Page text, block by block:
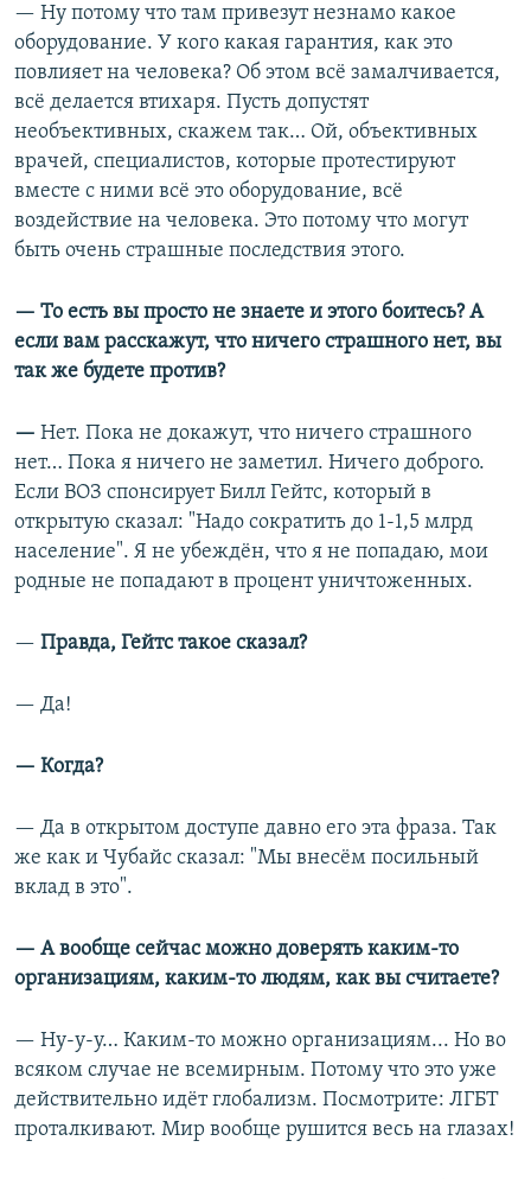
— Ну потому что там привезут незнамо какое
оборудование. У кого какая гарантия, как это
повлияет на человека? Об этом всё замалчивается,
всё делается втихаря. Пусть допустят
необъективных, скажем так… Ой, объективных
врачей, специалистов, которые протестируют
вместе с ними всё это оборудование, всё
воздействие на человека. Это потому что могут
быть очень страшные последствия этого.
— То есть вы просто не знаете и этого боитесь? А
если вам расскажут, что ничего страшного нет, вы
так же будете против?
— Нет. Пока не докажут, что ничего страшного
нет… Пока я ничего не заметил. Ничего доброго.
Если ВОЗ спонсирует Билл Гейтс, который в
открытую сказал: "Надо сократить до 1-1,5 млрд
население". Я не убеждён, что я не попадаю, мои
родные не попадают в процент уничтоженных.
— Правда, Гейтс такое сказал?
— Да!
— Когда?
— Да в открытом доступе давно его эта фраза. Так
же как и Чубайс сказал: "Мы внесём посильный
вклад в это".
— А вообще сейчас можно доверять каким-то
организациям, каким-то людям, как вы считаете?
— Ну-у-у… Каким-то можно организациям... Но во
всяком случае не всемирным. Потому что это уже
действительно идёт глобализм. Посмотрите: ЛГБТ
проталкивают. Мир вообще рушится весь на глазах!